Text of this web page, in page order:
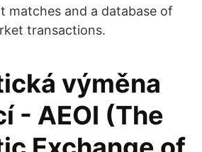
matches and a database of
transactions.
výměna
- AEOI (The